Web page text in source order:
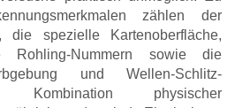
zählen der
die spezielle Kartenoberfläche,
Rohling-Nummern sowie die
und Wellen-Schlitz-
Kombination physischer